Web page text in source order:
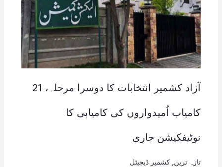
آزاد کشمیر انتخابات کا دوسرا مرحلہ، 21
کامیاب اُمیدواروں کی کامیابی کا
نوٹیفکیشن جاری
تازہ ترین کشمیر ڈیجیٹل